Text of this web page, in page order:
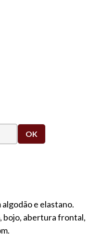
e elastano.
bojo, abertura frontal,